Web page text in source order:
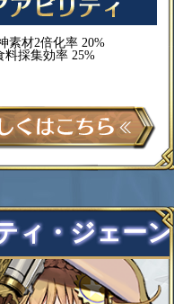
素材2倍化率 20%
料採集効率 25%
ィ・ジェーン